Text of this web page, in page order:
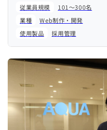
従業員規模
101～300名
業種
Web制作・開発
使用製品
採用管理